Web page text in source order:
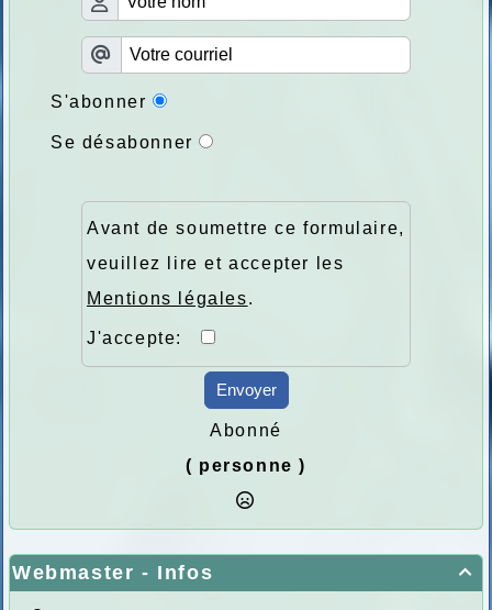
S'abonner
Se désabonner
Avant de soumettre ce formulaire,
veuillez lire et accepter les
Mentions légales.
J'accepte:
Envoyer
Abonné
( personne )

Webmaster - Infos